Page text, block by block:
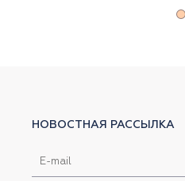
НОВОСТНАЯ РАССЫЛКА